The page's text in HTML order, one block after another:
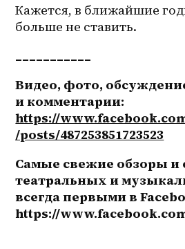
Кажется, в ближайшие
больше не ставить.
___________
Видео, фото,
https://
/posts/487253851723523
Самые свежие обзоры и
театральных и
всегда первыми в
https://